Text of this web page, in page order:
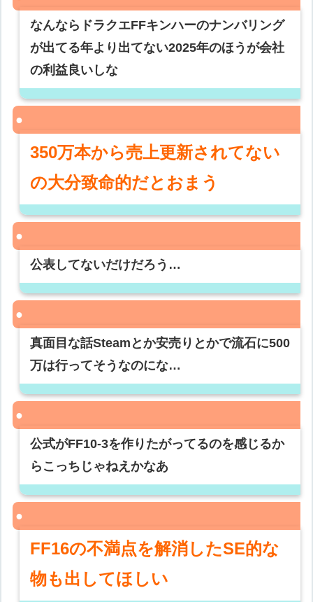
なんならドラクエFFキンハーのナンバリング
が出てる年より出てない2025年のほうが会社
の利益良いしな
350万本から売上更新されてない
の大分致命的だとおまう
公表してないだけだろう…
真面目な話Steamとか安売りとかで流石に500
万は行ってそうなのにな…
公式がFF10-3を作りたがってるのを感じるか
らこっちじゃねえかなあ
FF16の不満点を解消したSE的な
物も出してほしい